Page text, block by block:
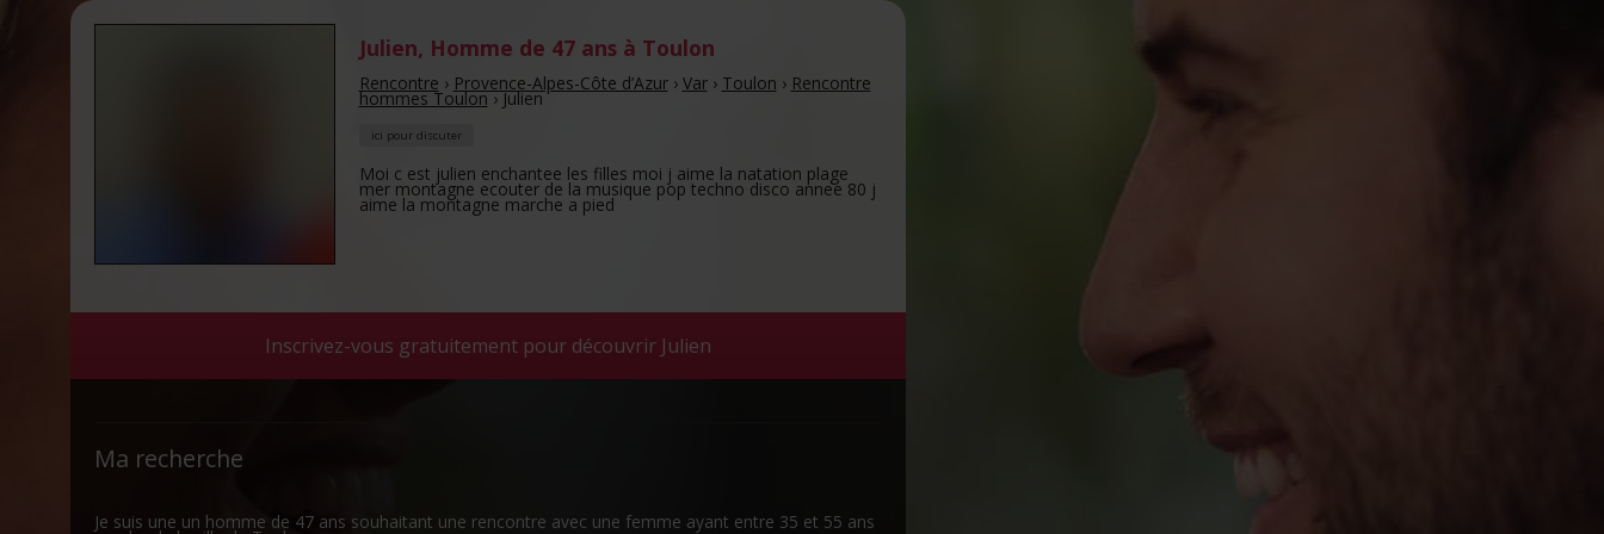
Julien, Homme de 47 ansà Toulon
Rencontre › Provence-Alpes-Côte d’Azur› Var› Toulon › Rencontre
hommes Toulon›Julien
ici pour discuter
Moi c est julien enchantee les filles moi j aime la natation plage
mer montagne ecouter de la musique pop techno disco annee 80 j
aime la montagne marche a pied
Inscrivez-vous gratuitement pour découvrir Julien
Ma recherche
Je suis une un homme de 47 ans souhaitant une rencontre avec une femme ayant entre 35 et 55 ans